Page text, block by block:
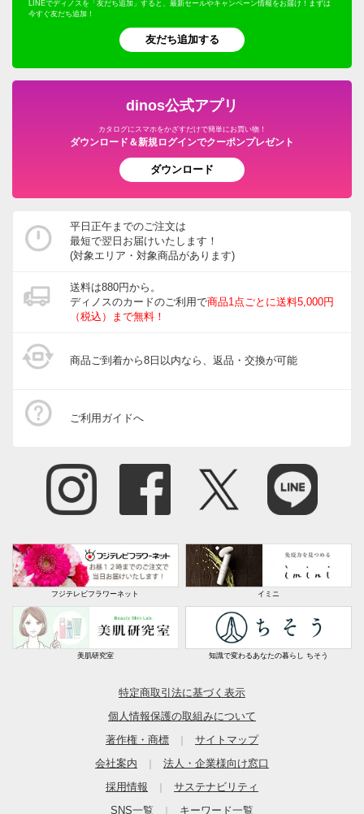
LINEでディノスを「友だち追加」すると、最新セールやキャンペーン情報をお届け！まずは
今すぐ友だち追加！
友だち追加する
dinos公式アプリ
カタログにスマホをかざすだけで簡単にお買い物！
ダウンロード＆新規ログインでクーポンプレゼント
ダウンロード
平日正午までのご注文は
最短で翌日お届けいたします！
(対象エリア・対象商品があります)
送料は880円から。
ディノスのカードのご利用で商品1点ごとに送料5,000円
（税込）まで無料！
商品ご到着から8日以内なら、返品・交換が可能
ご利用ガイドへ
フジテレビフラワーネット イミニ
美肌研究室 知識で変わるあなたの暮らし ちそう
特定商取引法に基づく表示
個人情報保護の取組みについて
著作権・商標
サイトマップ
会社案内
法人・企業様向け窓口
採用情報
サステナビリティ
SNS一覧
キーワード一覧